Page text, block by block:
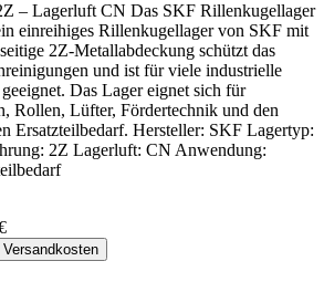
– Lagerluft CN Das SKF Rillenkugellager
einreihiges Rillenkugellager von SKF mit
2Z-Metallabdeckung schützt das
und ist für viele industrielle
Das Lager eignet sich für
Rollen, Lüfter, Fördertechnik und den
Ersatzteilbedarf. Hersteller: SKF Lagertyp:
2Z Lagerluft: CN Anwendung: